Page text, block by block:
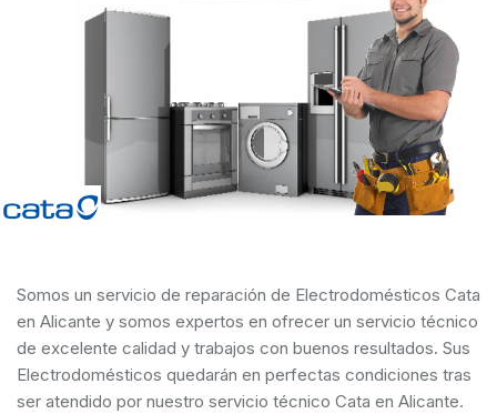
Somos un servicio de reparación de Electrodomésticos Cata
en Alicante y somos expertos en ofrecer un servicio técnico
de excelente calidad y trabajos con buenos resultados. Sus
Electrodomésticos quedarán en perfectas condiciones tras
ser atendido por nuestro servicio técnico Cata en Alicante.